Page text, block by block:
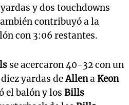
y dos touchdowns
contribuyó a la
con 3:06 restantes.
se acercaron 40-32 con un
yardas deAllenaKeon
el balón y los Bills